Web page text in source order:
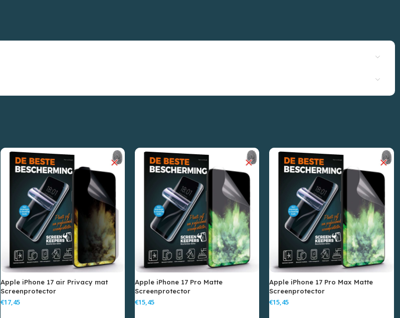
Apple iPhone 17 air Privacy mat
Screenprotector
€
Apple iPhone 17 Pro Matte
Screenprotector
€
Apple iPhone 17 Pro Max Matte
Screenprotector
€